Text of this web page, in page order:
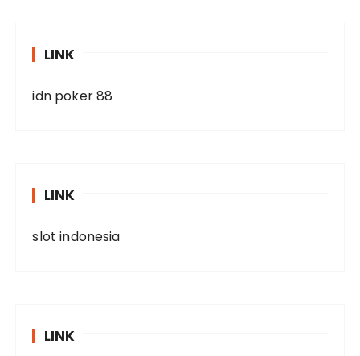
LINK
idn poker 88
LINK
slot indonesia
LINK